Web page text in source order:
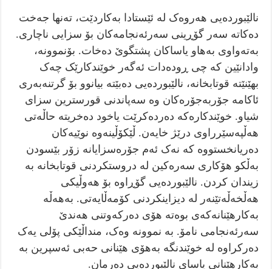
نالێبوردەیی هەروەک لە ئێستادا بەکاردێت، تەنها جەخت
دەکاتە سەر گۆڕینی سەرئەنجامەکان بۆ سزایی ناچاری.
بەتەواوی بەهاو یاساکان پشتگوێ دەخات. بۆنموونە،
وادانێین کە چی ڕودەدات ئەگەر خوێندکارێک چەک
بهێنێتە قوتابخانە، نالێبوردەیی دەبێتە بیانوو بۆ گرتنەبەری
ئاکامە جۆربەجۆرەکان وە سەپاندنی قورسترین سزای
شیاو. خوێندکارەکە دەردەکرێت یاخود دەخریتە حاڵەتی
هەڵپەسێرراوی درێژ خایەن. ڵێکۆڵینەوە نوێیەکان
دەریانخستووە کە نەک ئەم جۆرەسزایانە زۆر بێسودن
بەڵکو هۆکاری سەرەکین لە دروستکردنی قوتابخانە بە
زیندان کردن. نالێبوردەیی گۆڕاوە بۆ هەوڵیکی
هەڵخەڵەتێنەر لە دیزاینکردنی کۆمەڵایەتی. بە‌هەڵە
بەکارهێنانەکەی بوەتە هۆی دەرکەوتنی هەندێ
سەرئەنجامی نامۆ. بە نموونە وەک، منداڵێکی پۆلی یەک
دەرکراوە لە خوێندنگە بەهۆی هێنانی حەبی ئەسپرین بە
بەکارهێنانی یاسای نالێبوردەیی دەرمان.